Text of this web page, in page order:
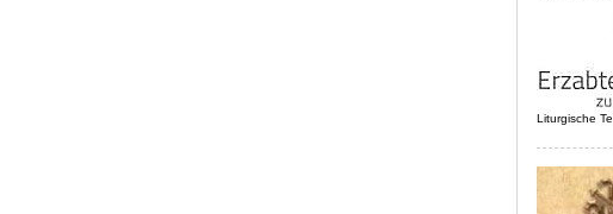
Liturgische